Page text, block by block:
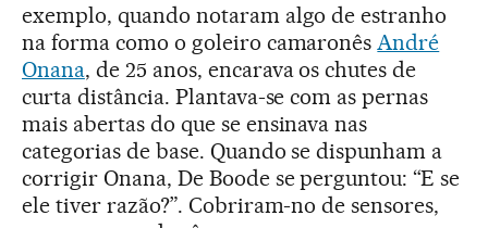
exemplo, quando notaram algo de estranho
na forma como o goleiro camaronêsAndré
Onana, de 25 anos, encarava os chutes de
curta distância. Plantava-se com as pernas
mais abertas do que se ensinava nas
categorias de base. Quando se dispunham a
corrigir Onana, De Boode se perguntou: “E se
ele tiver razão?”. Cobriram-no de sensores,